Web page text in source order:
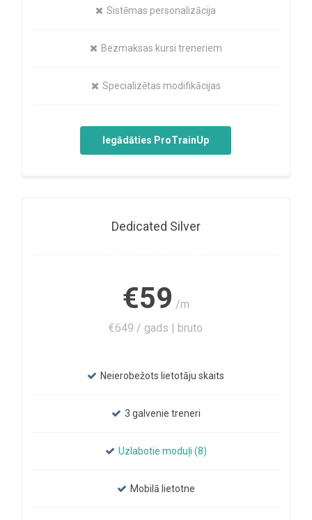
Sistēmas personalizācija
Bezmaksas kursi treneriem
Specializētas modifikācijas
Iegādāties ProTrainUp
Dedicated Silver
€59 /m
€649 / gads | bruto
Neierobežots lietotāju skaits
3 galvenie treneri
Uzlabotie moduļi (8)
Mobilā lietotne